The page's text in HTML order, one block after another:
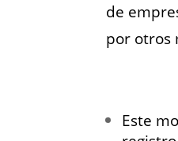
de
por otros
Este